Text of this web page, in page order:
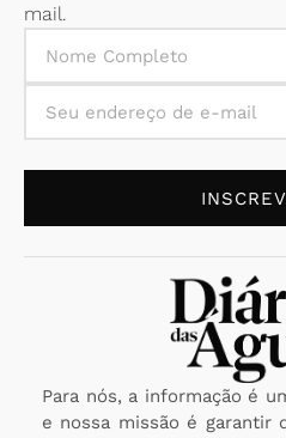
mail.
Para nós, a informação é
e nossa missão é garantir